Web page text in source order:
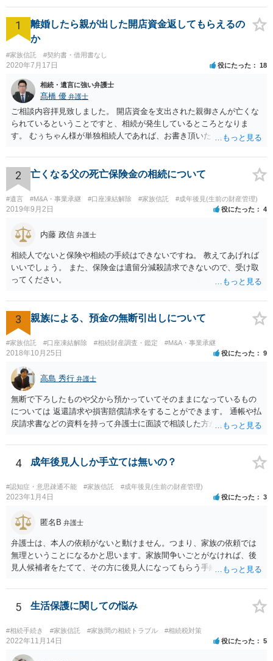
1
離婚したら親が出した開店資金返してもらえるの
か
#家族信託 #契約書・借用書なし
2020年7月17日 役にたった 18
相続・遺言に強い弁護士
髙橋 優 弁護士
ご相談内容拝見致しました。 開店資金を支出された親御さんが亡くな
られているということですと、相続が発生しているところとなりま
す。 むぅちゃん様が単独相続人であれば、お書き頂いたような方法で
相続人おられるということであれば、他の相続人との協議が必要とな
るところです。 また、当該点とは別にご主人から貸付ではなく贈与で
あると主張される可能性がございます。 その場合には、貸付であるこ
とを伺わせる事情をどれだけ積み重ねることが出来るか、というとこ
ろとなります。 返済の事実や、返済を約束するメール等です。 金額の
おく方が宜しいかと思います。 緊急という訳ではないかと思います
目に弁護士を入れられることを御検討頂くと良いかと思います。
2 亡くなる父の死亡保険金の相続について
#遺言 #M&A・事業承継 #口座凍結解除 #家族信託 #成年後見(生前の財産管理)
2019年9月2日 役にたった 4
内藤 政信 弁護士
相続人でないと保険や相続の手続はできないですね。 教えてあげれば
いいでしょう。 また、保険金は遺留分減殺請求できないので、受け取
ってください。
3 親族による、預金の無断引出しについて
#家族信託 #口座凍結解除 #相続財産調査・鑑定 #M&A・事業承継
2018年10月25日 役にたった 9
高島 秀行 弁護士
無断で下ろしたものや父から預かっていてそのままになっているもの
については 返還請求や損害賠償請求をすることができます。 通帳や払
戻請求書などの資料を持って弁護士に面談で相談した方がよいと思い
4 成年後見人しか手立ては無いの？
#認知症・意思疎通不能 #家族信託 #成年後見(生前の財産管理)
2023年1月4日 役にたった 3
匿名B 弁護士
弁護士は、本人の依頼がないと動けません。つまり、家族の依頼では
無理ということになるかと思います。家族間争いごとがなければ、後
見人候補者をたてて、その方に後見人になってもらう手続をすすめた
5 生活保護に関しての悩み
#相続手続き #家族信託 #家族間の相続トラブル #相続税対策
2022年11月14日 役にたった 5